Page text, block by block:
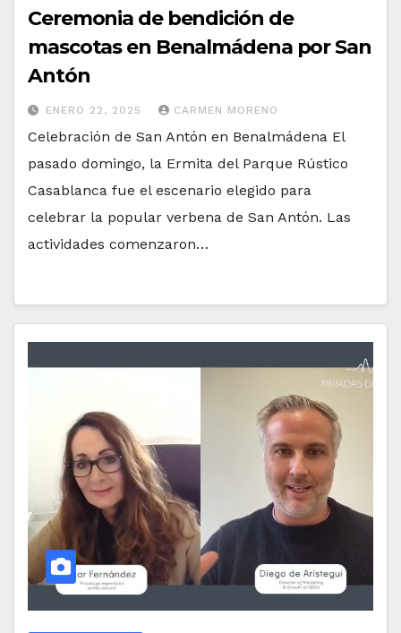
Ceremonia de bendición de
mascotas en Benalmádena por San
Antón
ENERO 22, 2025 CARMEN MORENO
Celebración de San Antón en Benalmádena El
pasado domingo, la Ermita del Parque Rústico
Casablanca fue el escenario elegido para
celebrar la popular verbena de San Antón. Las
actividades comenzaron…